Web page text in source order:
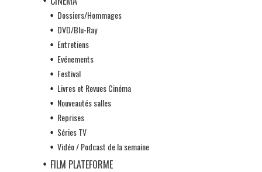
Dossiers/Hommages
DVD/Blu-Ray
Entretiens
Evénements
Festival
Livres et Revues Cinéma
Nouveautés salles
Reprises
Séries TV
Vidéo / Podcast de la semaine
FILM PLATEFORME